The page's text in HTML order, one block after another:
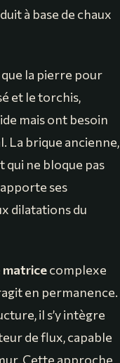
à base de chaux
la pierre pour
et le torchis,
mais ont besoin
La brique ancienne,
qui ne bloque pas
ses
dilatations du
matricecomplexe
en permanence.
il s’y intègre
de flux, capable
Cette approche